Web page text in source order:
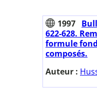
1997
622-628.
formule
composés.
Auteur :